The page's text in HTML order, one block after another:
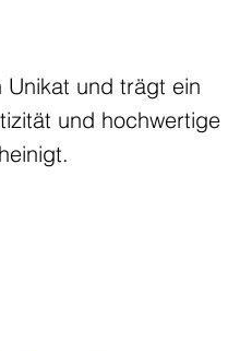
Unikat und trägt ein
und hochwertige